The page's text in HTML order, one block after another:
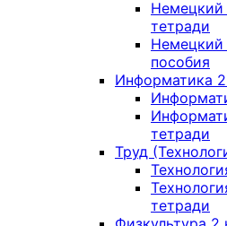
Немецкий
тетради
Немецкий
пособия
Информатика 2
тетради
Труд
тетради